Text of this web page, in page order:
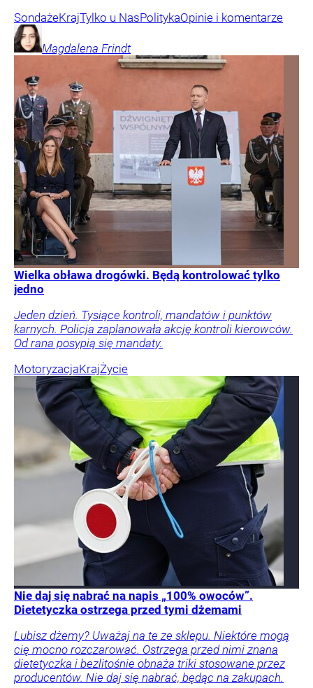
SondażeKrajTylko u NasPolitykaOpinie i komentarze
Magdalena Frindt
Wielka obława drogówki. Będą kontrolować tylko
jedno
Jeden dzień. Tysiące kontroli, mandatów i punktów
karnych. Policja zaplanowała akcję kontroli kierowców.
Od rana posypią się mandaty.
MotoryzacjaKrajŻycie
Nie daj się nabrać na napis „100% owoców”.
Dietetyczka ostrzega przed tymi dżemami
Lubisz dżemy? Uważaj na te ze sklepu. Niektóre mogą
cię mocno rozczarować. Ostrzega przed nimi znana
dietetyczka i bezlitośnie obnaża triki stosowane przez
producentów. Nie daj się nabrać, będąc na zakupach.